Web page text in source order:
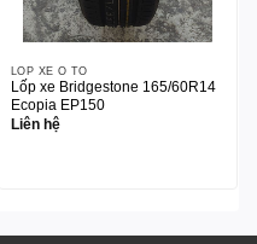
LỐP XE Ô TÔ
Lốp xe Bridgestone 165/60R14
Ecopia EP150
Liên hệ